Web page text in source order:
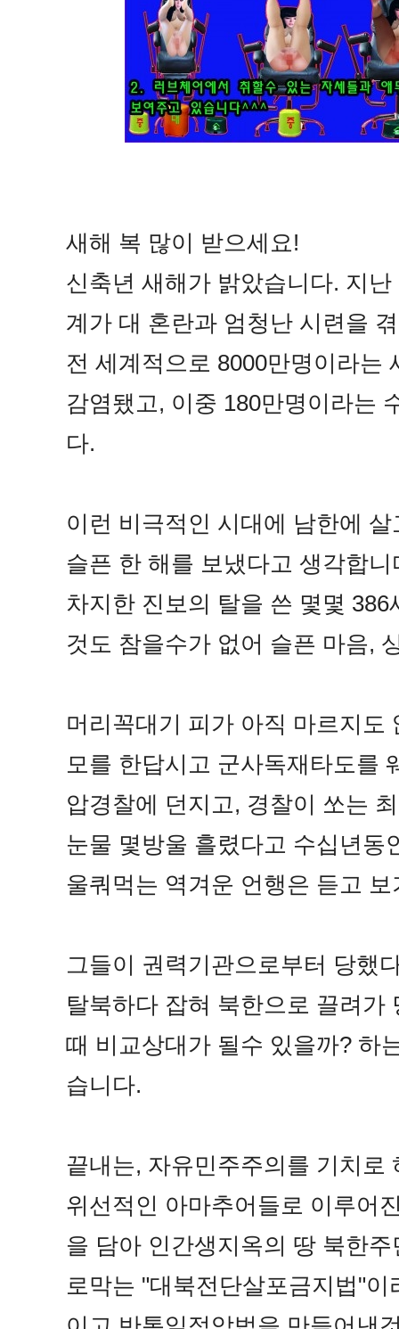
새해 복 많이 받으세요!
신축년 새해가 밝았습니다. 지
계가 대 혼란과 엄청난 시련을
전 세계적으로 8000만명이라는
감염됐고, 이중 180만명이라는
다.
이런 비극적인 시대에 남한에
슬픈 한 해를 보냈다고 생각합
차지한 진보의 탈을 쓴 몇몇
것도 참을수가 없어 슬픈 마음,
머리꼭대기 피가 아직 마르지도
모를 한답시고 군사독재타도를
압경찰에 던지고, 경찰이 쏘는
눈물 몇방울 흘렸다고 수십년동
울쿼먹는 역겨운 언행은 듣고
그들이 권력기관으로부터 당했
탈북하다 잡혀 북한으로 끌려가
때 비교상대가 될수 있을까? 하
습니다.
끝내는, 자유민주주의를 기치로
위선적인 아마추어들로 이루어
을 담아 인간생지옥의 땅 북한
로막는 "대북전단살포금지법"